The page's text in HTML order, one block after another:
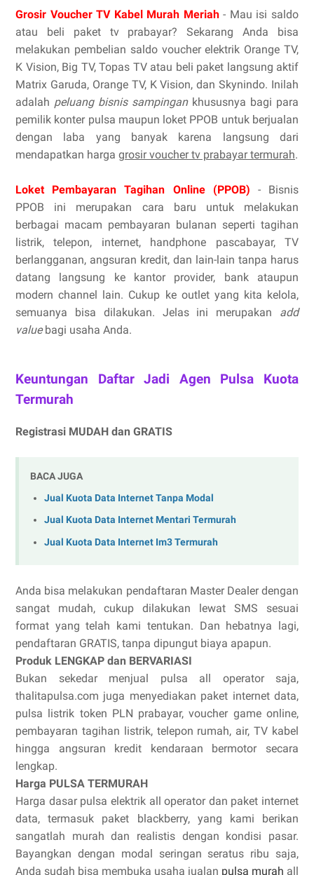
Grosir Voucher TV Kabel Murah Meriah- Mau isi saldo
atau beli paket tv prabayar? Sekarang Anda bisa
melakukan pembelian saldo voucher elektrik Orange TV,
K Vision, Big TV, Topas TV atau beli paket langsung aktif
Matrix Garuda, Orange TV, K Vision, dan Skynindo. Inilah
adalah peluang bisnis sampingankhususnya bagi para
pemilik konter pulsa maupun loket PPOB untuk berjualan
dengan laba yang banyak karena langsung dari
mendapatkan harga grosir voucher tv prabayar termurah.
Loket Pembayaran Tagihan Online (PPOB) - Bisnis
PPOB ini merupakan cara baru untuk melakukan
berbagai macam pembayaran bulanan seperti tagihan
listrik, telepon, internet, handphone pascabayar, TV
berlangganan, angsuran kredit, dan lain-lain tanpa harus
datang langsung ke kantor provider, bank ataupun
modern channel lain. Cukup ke outlet yang kita kelola,
semuanya bisa dilakukan. Jelas ini merupakan add
valuebagi usaha Anda.
Keuntungan Daftar Jadi Agen Pulsa Kuota
Termurah
Registrasi MUDAH dan GRATIS
BACA JUGA
Jual Kuota Data Internet Tanpa Modal
Jual Kuota Data Internet Mentari Termurah
Jual Kuota Data Internet Im3 Termurah
Anda bisa melakukan pendaftaran Master Dealer dengan
sangat mudah, cukup dilakukan lewat SMS sesuai
format yang telah kami tentukan. Dan hebatnya lagi,
pendaftaran GRATIS, tanpa dipungut biaya apapun.
Produk LENGKAP dan BERVARIASI
Bukan sekedar menjual pulsa all operator saja,
thalitapulsa.com juga menyediakan paket internet data,
pulsa listrik token PLN prabayar, voucher game online,
pembayaran tagihan listrik, telepon rumah, air, TV kabel
hingga angsuran kredit kendaraan bermotor secara
lengkap.
Harga PULSA TERMURAH
Harga dasar pulsa elektrik all operator dan paket internet
data, termasuk paket blackberry, yang kami berikan
sangatlah murah dan realistis dengan kondisi pasar.
Bayangkan dengan modal seringan seratus ribu saja,
Anda sudah bisa membuka usaha jualan pulsa murah all